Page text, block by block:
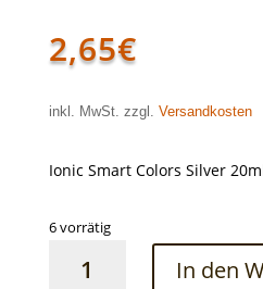
2,65€
inkl. MwSt. zzgl. Versandkosten
Ionic Smart Colors Silver
6 vorrätig
Smart
In den